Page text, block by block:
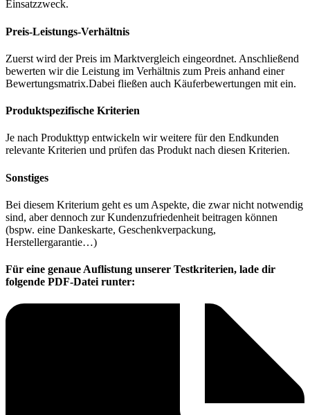
Einsatzzweck.
Preis-Leistungs-Verhältnis
Zuerst wird der Preis im Marktvergleich eingeordnet. Anschließend
bewerten wir die Leistung im Verhältnis zum Preis anhand einer
Bewertungsmatrix.Dabei fließen auch Käuferbewertungen mit ein.
Produktspezifische Kriterien
Je nach Produkttyp entwickeln wir weitere für den Endkunden
relevante Kriterien und prüfen das Produkt nach diesen Kriterien.
Sonstiges
Bei diesem Kriterium geht es um Aspekte, die zwar nicht notwendig
sind, aber dennoch zur Kundenzufriedenheit beitragen können
(bspw. eine Dankeskarte, Geschenkverpackung,
Herstellergarantie…)
Für eine genaue Auflistung unserer Testkriterien, lade dir
folgende PDF-Datei runter: